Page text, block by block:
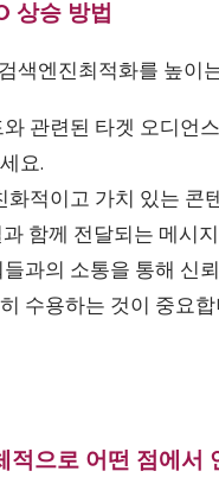
상승 방법
색엔진최적화를 높이
관련된 타겟 오디언
요.
화적이고 가치 있는 콘
함께 전달되는 메시
과의 소통을 통해 신
수용하는 것이 중요합
적으로 어떤 점에서